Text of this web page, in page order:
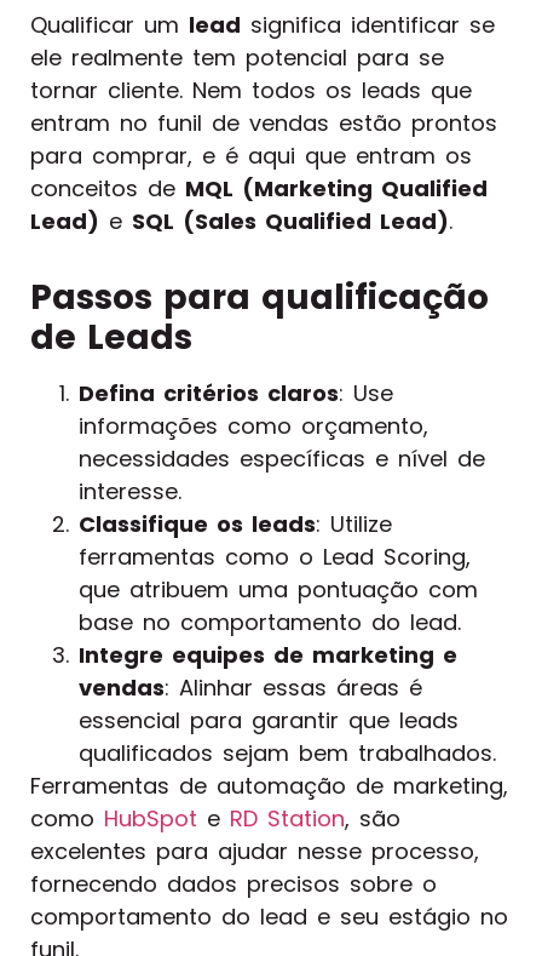
Qualificar um lead significa identificar se
ele realmente tem potencial para se
tornar cliente. Nem todos os leads que
entram no funil de vendas estão prontos
para comprar, e é aqui que entram os
conceitos de MQL (Marketing Qualified
Lead) e SQL (Sales Qualified Lead).
Passos para qualificação
de Leads
Defina critérios claros: Use
informações como orçamento,
necessidades específicas e nível de
interesse.
Classifique os leads: Utilize
ferramentas como o Lead Scoring,
que atribuem uma pontuação com
base no comportamento do lead.
Integre equipes de marketing e
vendas: Alinhar essas áreas é
essencial para garantir que leads
qualificados sejam bem trabalhados.
Ferramentas de automação de marketing,
como HubSpot e RD Station, são
excelentes para ajudar nesse processo,
fornecendo dados precisos sobre o
comportamento do lead e seu estágio no
funil.